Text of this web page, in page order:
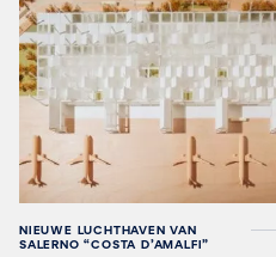
NIEUWE LUCHTHAVEN VAN
SALERNO “COSTA D’AMALFI”